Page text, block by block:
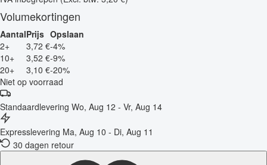
Volumekortingen
AantalPrijs Opslaan
2+
3,72 €-4%
10+
3,52 €-9%
20+
3,10 €-20%
Niet op voorraad
Standaardlevering Wo, Aug 12 - Vr, Aug 14
Expresslevering Ma, Aug 10 - Di, Aug 11
30 dagen retour